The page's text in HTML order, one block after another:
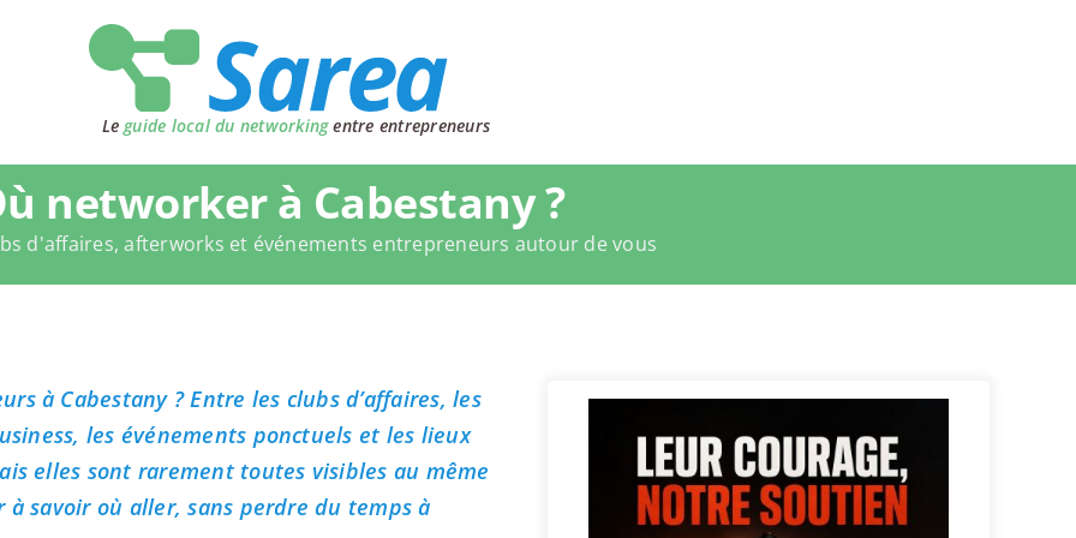
Le guide local du networkingentre entrepreneurs
networker à Cabestany ?
d'affaires, afterworks et événements entrepreneurs autour de vous
à Cabestany ? Entre les clubs d’affaires, les
les événements ponctuels et les lieux
elles sont rarement toutes visibles au même
savoir où aller, sans perdre du temps à